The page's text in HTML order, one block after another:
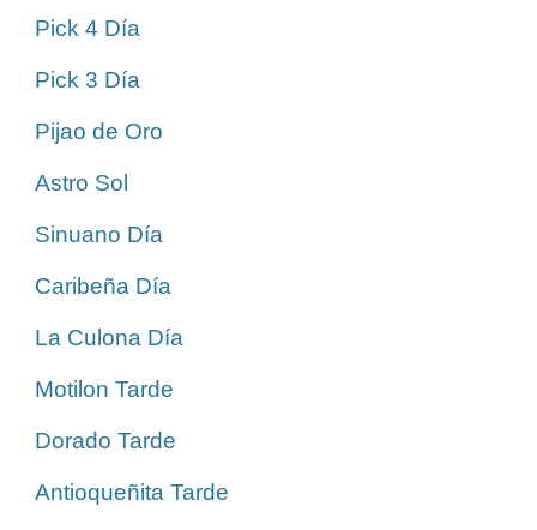
Pick 4 Día
Pick 3 Día
Pijao de Oro
Astro Sol
Sinuano Día
Caribeña Día
La Culona Día
Motilon Tarde
Dorado Tarde
Antioqueñita Tarde